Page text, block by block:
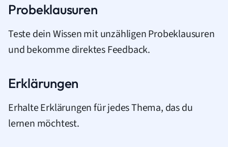
Probeklausuren
Teste dein Wissen mit unzähligen Probeklausuren
und bekomme direktes Feedback.
Erklärungen
Erhalte Erklärungen für jedes Thema, das du
lernen möchtest.